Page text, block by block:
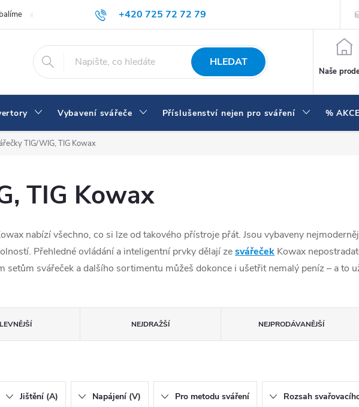
+420 725 72 72 79
eshop@svarecikukla.cz
Doprava a platba Proč nakupovat u nás
HLEDAT
Naše
Vybavení svářeče Příslušenství nejen pro sváření %
TIG/WIG, TIG Kowax
TIG Kowax
nabízí všechno, co si lze od takového přístroje přát. Jsou vybaveny
Přehledné ovládání a inteligentní prvky dělají zesvářeček Kowax
svářeček a dalšího sortimentu můžeš dokonce i ušetřit nemalý peníz – a to
NEJDRAŽŠÍ NEJPRODÁVANĚJŠÍ
Jištění (A) Napájení (V) Pro metodu sváření Rozsah